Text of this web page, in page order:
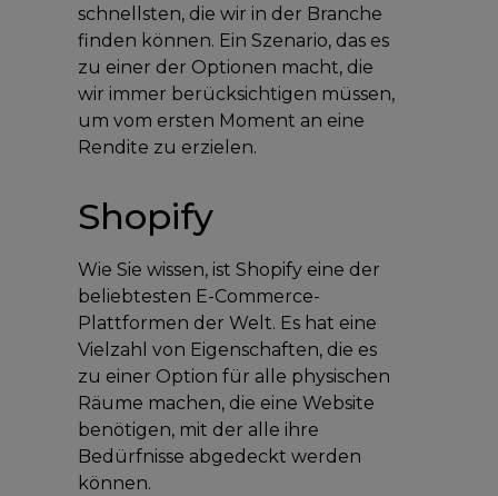
schnellsten, die wir in der Branche
finden können. Ein Szenario, das es
zu einer der Optionen macht, die
wir immer berücksichtigen müssen,
um vom ersten Moment an eine
Rendite zu erzielen.
Shopify
Wie Sie wissen, ist Shopify eine der
beliebtesten E-Commerce-
Plattformen der Welt. Es hat eine
Vielzahl von Eigenschaften, die es
zu einer Option für alle physischen
Räume machen, die eine Website
benötigen, mit der alle ihre
Bedürfnisse abgedeckt werden
können.